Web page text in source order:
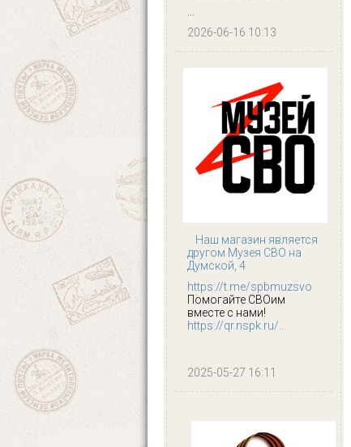
...
2026-06-16 10:13
Наш магазин является
другом Музея СВО на
Думской, 4
https://t.me/spbmuzsvo
Помогайте СВОим
вместе с нами!
https://qr.nspk.ru/...
2025-05-27 16:11